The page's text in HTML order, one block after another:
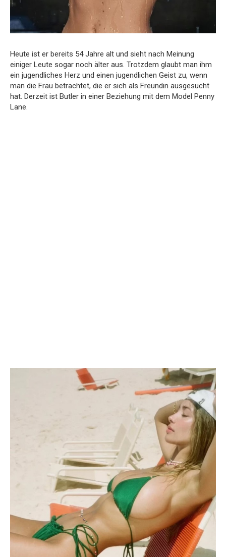
Heute ist er bereits 54 Jahre alt und sieht nach Meinung
einiger Leute sogar noch älter aus. Trotzdem glaubt man ihm
ein jugendliches Herz und einen jugendlichen Geist zu, wenn
man die Frau betrachtet, die er sich als Freundin ausgesucht
hat. Derzeit ist Butler in einer Beziehung mit dem Model Penny
Lane.